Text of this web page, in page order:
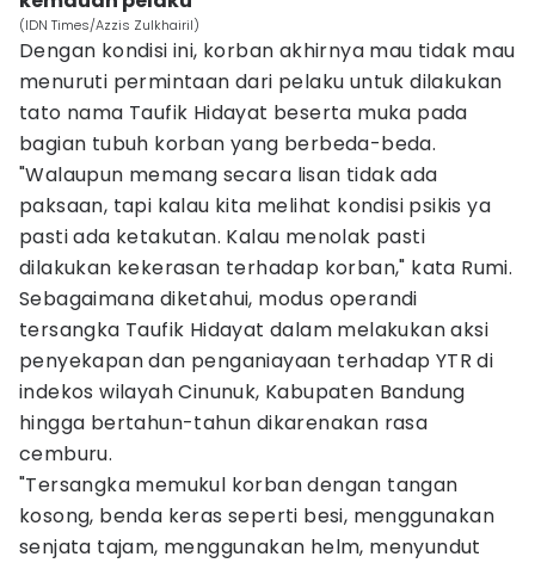
(IDN Times/Azzis Zulkhairil)
Dengan kondisi ini, korban akhirnya mau tidak mau
menuruti permintaan dari pelaku untuk dilakukan
tato nama Taufik Hidayat beserta muka pada
bagian tubuh korban yang berbeda-beda.
"Walaupun memang secara lisan tidak ada
paksaan, tapi kalau kita melihat kondisi psikis ya
pasti ada ketakutan. Kalau menolak pasti
dilakukan kekerasan terhadap korban," kata Rumi.
Sebagaimana diketahui, modus operandi
tersangka Taufik Hidayat dalam melakukan aksi
penyekapan dan penganiayaan terhadap YTR di
indekos wilayah Cinunuk, Kabupaten Bandung
hingga bertahun-tahun dikarenakan rasa
cemburu.
"Tersangka memukul korban dengan tangan
kosong, benda keras seperti besi, menggunakan
senjata tajam, menggunakan helm, menyundut